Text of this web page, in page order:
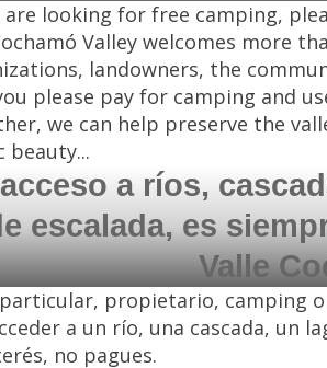
are looking for free camping,
Valley welcomes more
landowners, the
please pay for camping and
we can help preserve the
beauty...
a ríos,
escalada, es
Valle
propietario, camping
a un río, una cascada, un
no pagues.